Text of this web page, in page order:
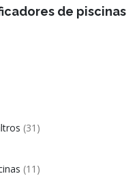
de piscinas
(31)
(11)